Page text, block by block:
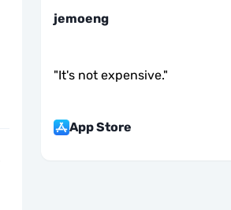
jemoeng
"It's not expensive."
App Store